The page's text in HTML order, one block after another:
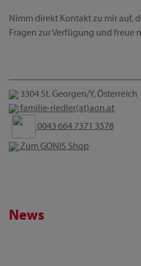
Nimm direkt Kontakt zu mir auf,
Fragen zur Verfügung und freue
3304 St. Georgen/Y, Österreich
familie-riedler(at)aon.at
0043 664 7371 3578
Zum GONIS Shop
News